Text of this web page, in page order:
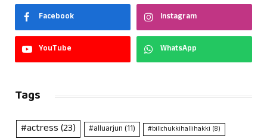
Facebook Instagram
YouTube WhatsApp
Tags
#actress(23) #alluarjun(11) #bilichukkihallihakki (8)